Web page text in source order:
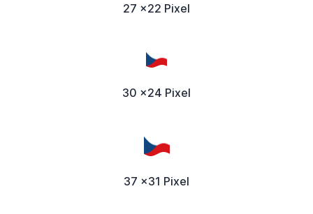
27 x22 Pixel
30 x24 Pixel
37 x31 Pixel